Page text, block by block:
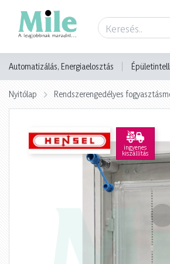
Automatizálás, Energiaelosztás
Nyitólap Rendszerengedélyes
ingyenes
kiszállítás
Termék adatlap